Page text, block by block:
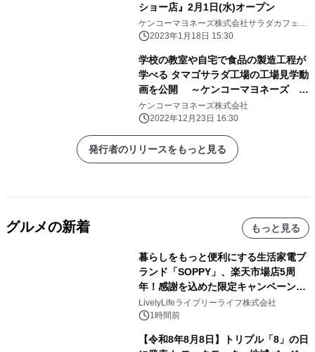
ショー店』2月1日(水)オープン
ケンコーマヨネーズ株式会社サラダカフェ株
式会社
2023年1月18日 15:30
学校の教室や自宅で食品の製造工程が
学べる タマゴサラダ工場の工場見学動
画を公開 ～ケンコーマヨネーズ 厚
木工場編～
ケンコーマヨネーズ株式会社
2022年12月23日 16:30
発行者のリリースをもっと見る
グルメの新着 もっと見る
暮らしをもっと便利にする生活家電ブ
ランド「SOPPY」、楽天市場店5周
年！感謝を込めた限定キャンペーンを
8月10日より開催
LivelyLifeライブリーライフ株式会社
1時間前
【令和8年8月8日】トリプル「8」の日